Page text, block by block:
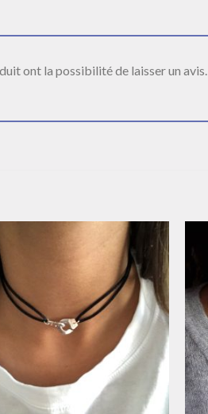
ont la possibilité de laisser un avis.